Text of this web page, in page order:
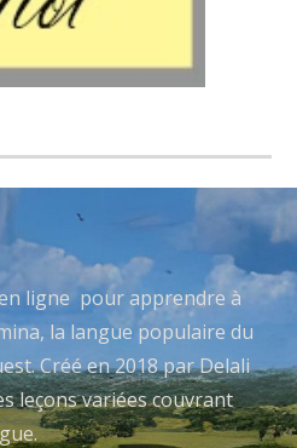
ligne pour apprendre à
la langue populaire du
Créé en 2018 par Delali
leçons variées couvrant